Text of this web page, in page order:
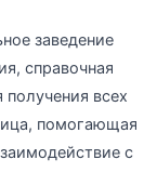
заведение
справочная
всех
помогающая
с